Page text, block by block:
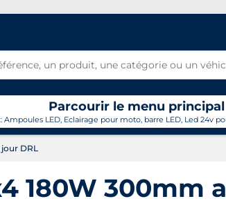
Parcourir le menu principal
Ampoules LED, Eclairage pour moto, barre LED, Led 24v
DRL
180W 300mm